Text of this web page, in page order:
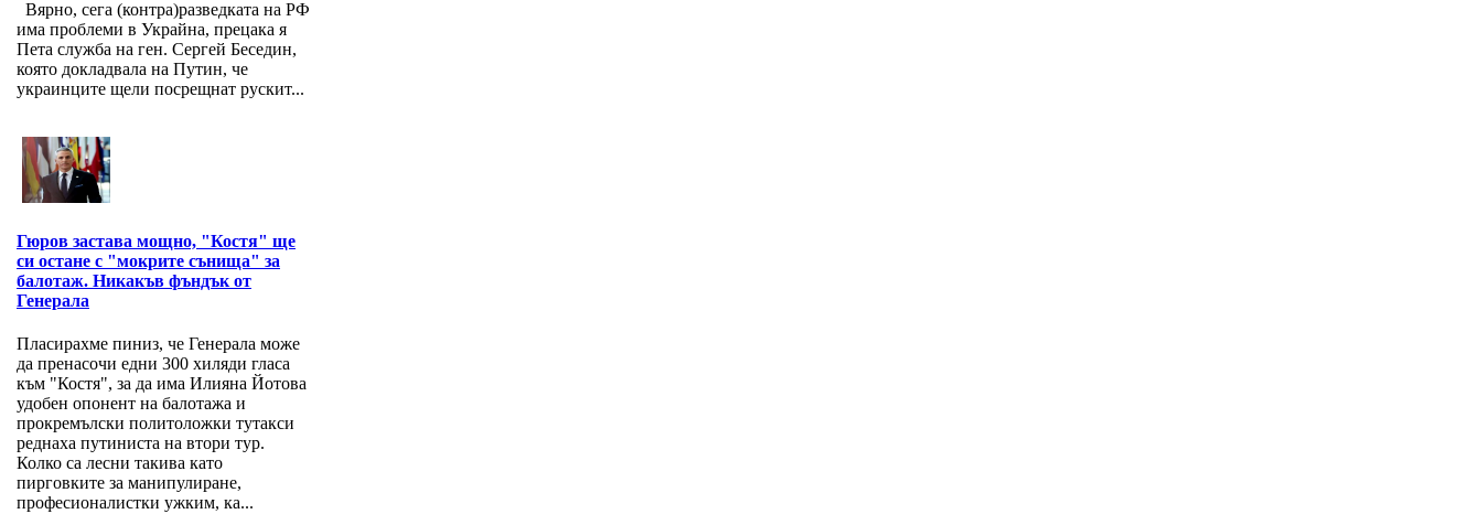
Вярно, сега (контра)разведката на РФ
има проблеми в Украйна, прецака я
Пета служба на ген. Сергей Беседин,
която докладвала на Путин, че
украинците щели посрещнат рускит...
Гюров застава мощно, "Костя" ще
си остане с "мокрите сънища" за
балотаж. Никакъв фъндък от
Генерала
Пласирахме пиниз, че Генерала може
да пренасочи едни 300 хиляди гласа
към "Костя", за да има Илияна Йотова
удобен опонент на балотажа и
прокремълски политоложки тутакси
реднаха путиниста на втори тур.
Колко са лесни такива като
пирговките за манипулиране,
професионалистки ужким, ка...